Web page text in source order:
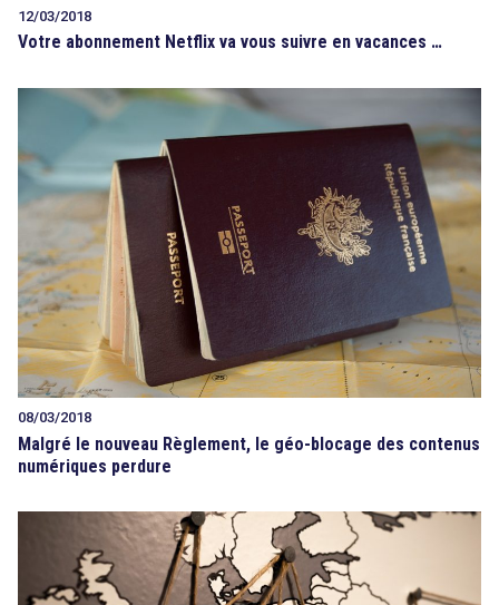
12/03/2018
Votre abonnement Netflix va vous suivre en vacances …
08/03/2018
Malgré le nouveau Règlement, le géo-blocage des contenus
numériques perdure